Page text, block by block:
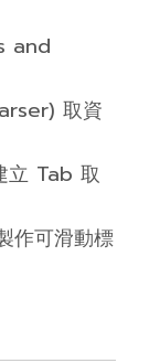
and
取資
Tab 取
可滑動標